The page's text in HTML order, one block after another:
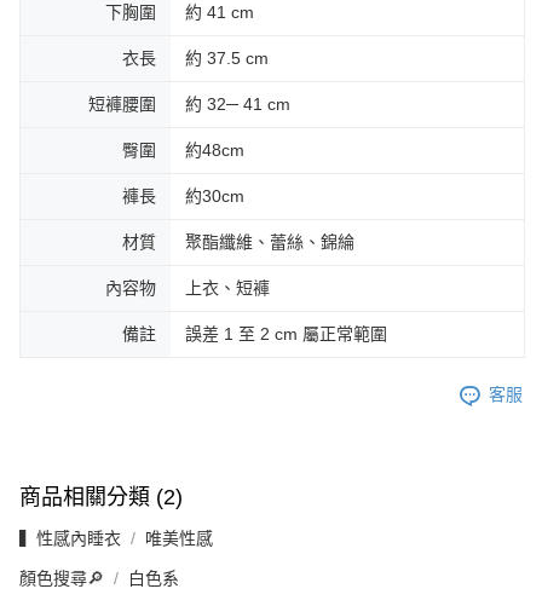
下胸圍 約 41 cm
衣長 約 37.5 cm
短褲腰圍 約 32─ 41 cm
臀圍 約48cm
褲長 約30cm
材質 聚酯纖維、蕾絲、錦綸
內容物 上衣、短褲
備註 誤差 1 至 2 cm 屬正常範圍
客服
商品相關分類 (2)
▍性感內睡衣 唯美性感
顏色搜尋🔎 白色系